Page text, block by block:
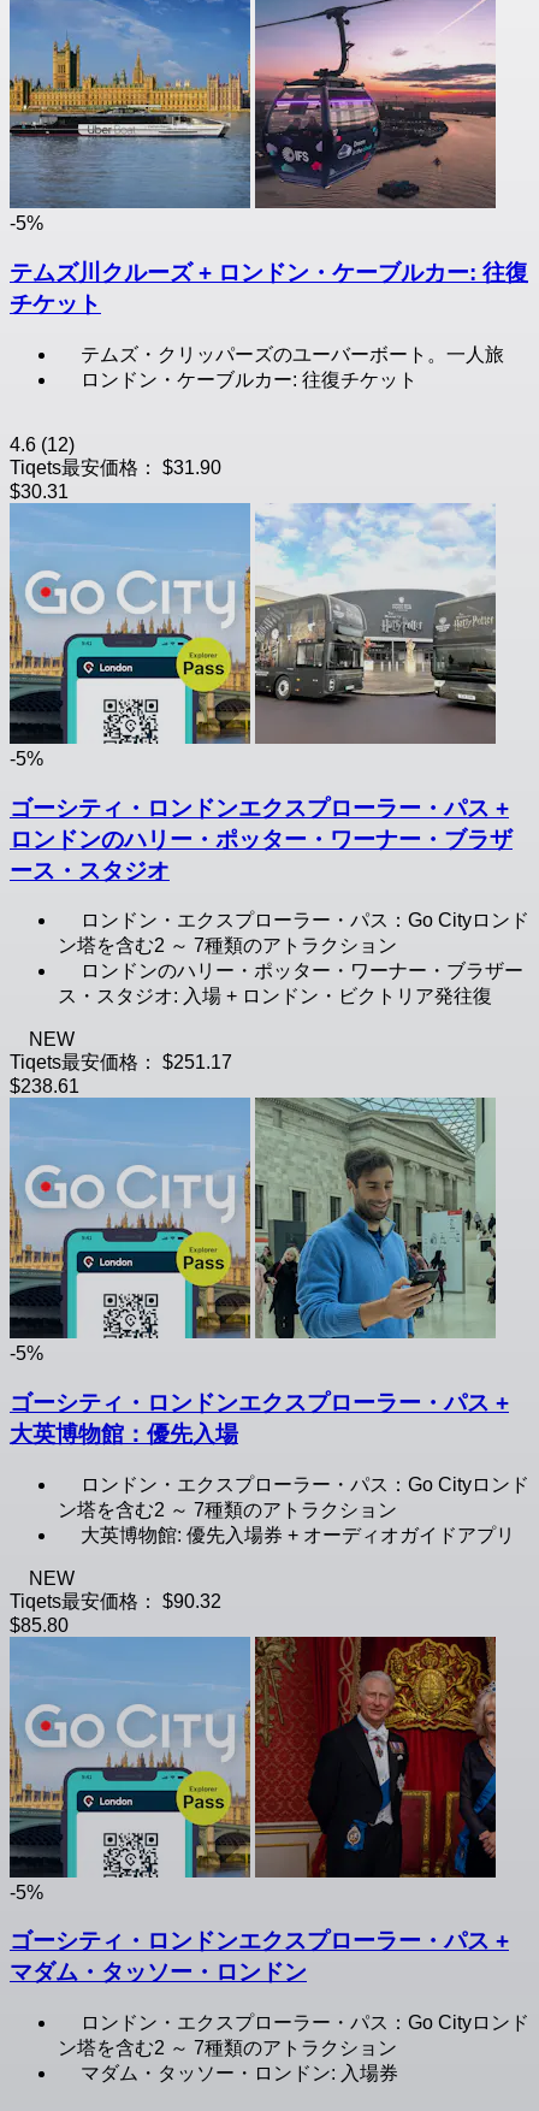
-5%
テムズ川クルーズ + ロンドン・ケーブルカー: 往復
チケット
テムズ・クリッパーズのユーバーボート。一人旅
ロンドン・ケーブルカー: 往復チケット
4.6 (12)
Tiqets最安価格：
$31.90
$30.31
-5%
ゴーシティ・ロンドンエクスプローラー・パス +
ロンドンのハリー・ポッター・ワーナー・ブラザ
ース・スタジオ
ロンドン・エクスプローラー・パス：Go Cityロンド
ン塔を含む2 ～ 7種類のアトラクション
ロンドンのハリー・ポッター・ワーナー・ブラザー
ス・スタジオ: 入場 + ロンドン・ビクトリア発往復
NEW
Tiqets最安価格：
$251.17
$238.61
-5%
ゴーシティ・ロンドンエクスプローラー・パス +
大英博物館：優先入場
ロンドン・エクスプローラー・パス：Go Cityロンド
ン塔を含む2 ～ 7種類のアトラクション
大英博物館: 優先入場券 + オーディオガイドアプリ
NEW
Tiqets最安価格：
$90.32
$85.80
-5%
ゴーシティ・ロンドンエクスプローラー・パス +
マダム・タッソー・ロンドン
ロンドン・エクスプローラー・パス：Go Cityロンド
ン塔を含む2 ～ 7種類のアトラクション
マダム・タッソー・ロンドン: 入場券